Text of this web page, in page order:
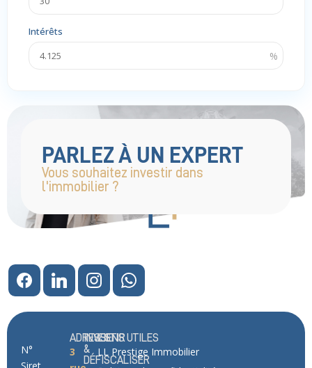
Intérêts
PARLEZ À UN EXPERT
Vous souhaitez investir dans
l'immobilier ?
N°
Siret
ADRESSE
3
INVESTIR
&
DÉFISCALISER
LIENS UTILES
LL Prestige Immobilier